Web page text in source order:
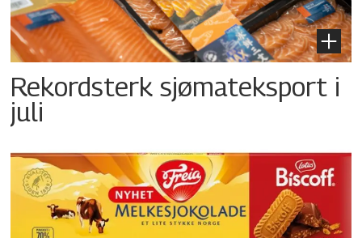
Rekordsterk sjømateksport i
juli